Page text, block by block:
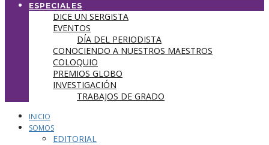
ESPECIALES
DICE UN SERGISTA
EVENTOS
DÍA DEL PERIODISTA
CONOCIENDO A NUESTROS MAESTROS
COLOQUIO
PREMIOS GLOBO
INVESTIGACIÓN
TRABAJOS DE GRADO
INICIO
SOMOS
EDITORIAL